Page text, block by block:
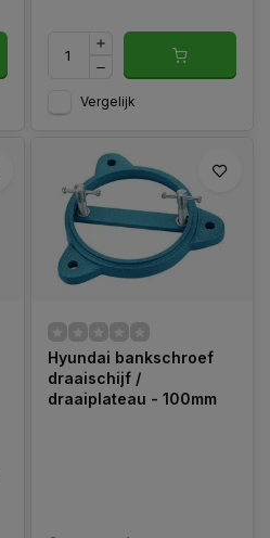
Vergelijk
Hyundai bankschroef
draaischijf /
draaiplateau - 100mm